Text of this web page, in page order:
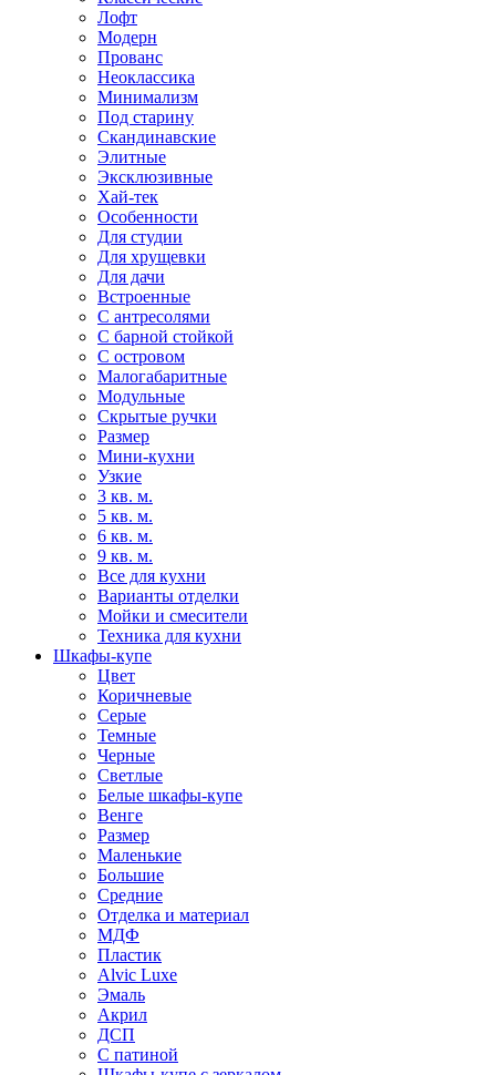
Лофт
Модерн
Прованс
Неоклассика
Минимализм
Под старину
Скандинавские
Элитные
Эксклюзивные
Хай-тек
Особенности
Для студии
Для хрущевки
Для дачи
Встроенные
С антресолями
С барной стойкой
С островом
Малогабаритные
Модульные
Скрытые ручки
Размер
Мини-кухни
Узкие
3 кв. м.
5 кв. м.
6 кв. м.
9 кв. м.
Все для кухни
Варианты отделки
Мойки и смесители
Техника для кухни
Шкафы-купе
Цвет
Коричневые
Серые
Темные
Черные
Светлые
Белые шкафы-купе
Венге
Размер
Маленькие
Большие
Средние
Отделка и материал
МДФ
Пластик
Alvic Luxe
Эмаль
Акрил
ДСП
С патиной